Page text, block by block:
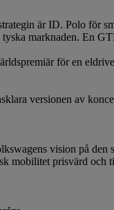
är ID. Polo för
marknaden. En
för en
versionen av
vision på den
mobilitet prisvärd och